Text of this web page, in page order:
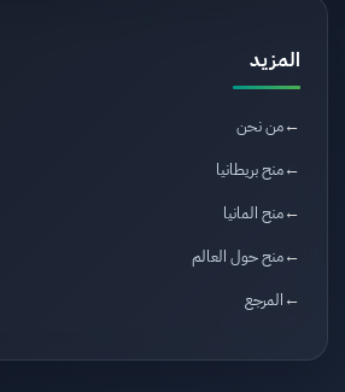
المزيد
من نحن
منح بريطانيا
منح المانيا
منح حول العالم
المرجع